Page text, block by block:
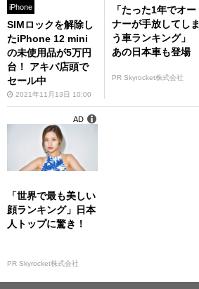
iPhone
SIMロックを解除し
たiPhone 12 mini
の未使用品が5万円
台！ アキバ店頭で
セール中
2021年11月13日 10:00
「たった1年でオー
ナーが手放してしま
う車ランキング」
あの日本車も登場
PR Skyrocket株式会社
「世界で最も美しい
顔ランキング」日本
人トップに驚き！
PR Skyrocket株式会社
AD